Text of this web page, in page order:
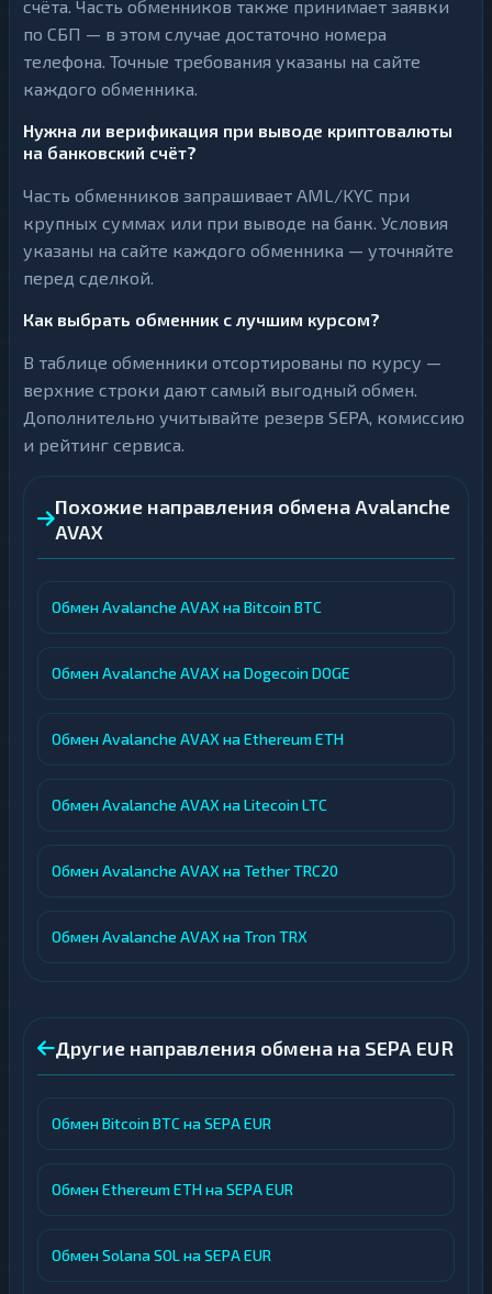
счёта. Часть обменников также принимает заявки
по СБП — в этом случае достаточно номера
телефона. Точные требования указаны на сайте
каждого обменника.
Нужна ли верификация при выводе криптовалюты
на банковский счёт?
Часть обменников запрашивает AML/KYC при
крупных суммах или при выводе на банк. Условия
указаны на сайте каждого обменника — уточняйте
перед сделкой.
Как выбрать обменник с лучшим курсом?
В таблице обменники отсортированы по курсу —
верхние строки дают самый выгодный обмен.
Дополнительно учитывайте резерв SEPA, комиссию
и рейтинг сервиса.
Похожие направления обмена Avalanche
AVAX
Обмен Avalanche AVAX на Bitcoin BTC
Обмен Avalanche AVAX на Dogecoin DOGE
Обмен Avalanche AVAX на Ethereum ETH
Обмен Avalanche AVAX на Litecoin LTC
Обмен Avalanche AVAX на Tether TRC20
Обмен Avalanche AVAX на Tron TRX
Другие направления обмена на SEPA EUR
Обмен Bitcoin BTC на SEPA EUR
Обмен Ethereum ETH на SEPA EUR
Обмен Solana SOL на SEPA EUR